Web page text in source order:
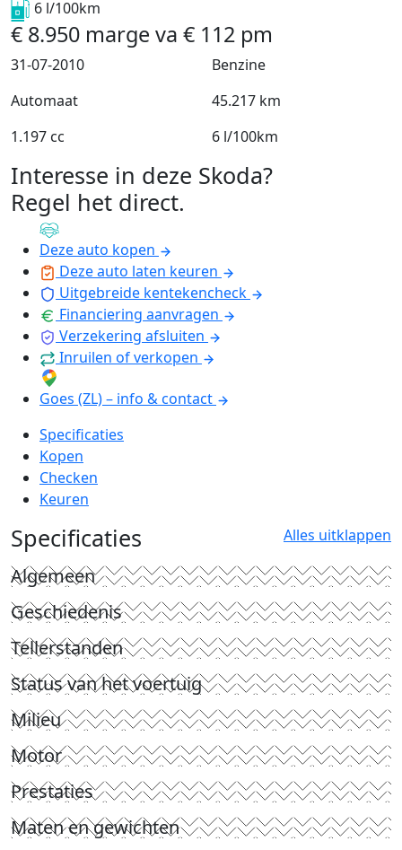
6 l/100km
€ 8.950 marge va € 112 pm
31-07-2010
Benzine
Automaat
45.217 km
1.197 cc
6 l/100km
Interesse in deze Skoda?
Regel het direct.
Deze auto kopen
Deze auto laten keuren
Uitgebreide kentekencheck
Financiering aanvragen
Verzekering afsluiten
Inruilen of verkopen
Goes (ZL) – info & contact
Specificaties
Kopen
Checken
Keuren
Specificaties Alles uitklappen
Algemeen
Geschiedenis
Tellerstanden
Status van het voertuig
Milieu
Motor
Prestaties
Maten en gewichten